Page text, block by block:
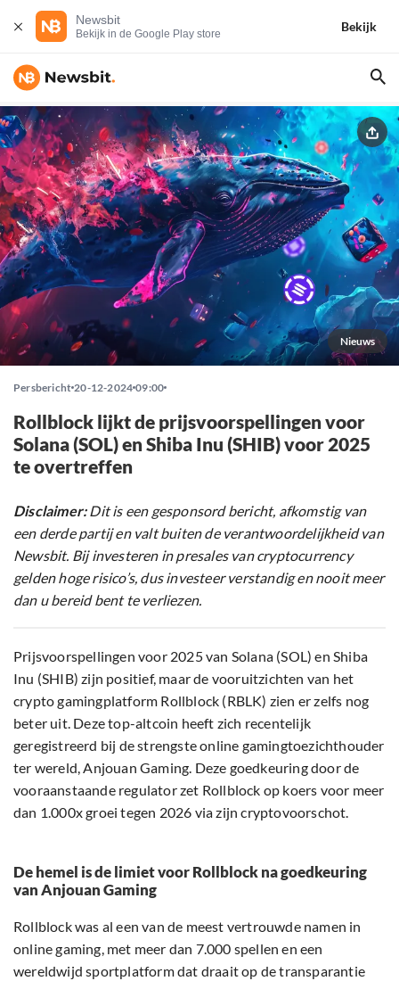
Newsbit
Bekijk in de Google Play store
Bekijk
Nieuws
Persbericht 20-12-2024 09:00
Rollblock lijkt de prijsvoorspellingen voor
Solana (SOL) en Shiba Inu (SHIB) voor 2025
te overtreffen
Disclaimer:Dit is een gesponsord bericht, afkomstig van
een derde partij en valt buiten de verantwoordelijkheid van
Newsbit. Bij investeren in presales van cryptocurrency
gelden hoge risico’s, dus investeer verstandig en nooit meer
dan u bereid bent te verliezen.
Prijsvoorspellingen voor 2025 van Solana (SOL) en Shiba
Inu (SHIB) zijn positief, maar de vooruitzichten van het
crypto gamingplatform Rollblock (RBLK) zien er zelfs nog
beter uit. Deze top-altcoin heeft zich recentelijk
geregistreerd bij de strengste online gamingtoezichthouder
ter wereld, Anjouan Gaming. Deze goedkeuring door de
vooraanstaande regulator zet Rollblock op koers voor meer
dan 1.000x groei tegen 2026 via zijn cryptovoorschot.
De hemel is de limiet voor Rollblock na goedkeuring
van Anjouan Gaming
Rollblock was al een van de meest vertrouwde namen in
online gaming, met meer dan 7.000 spellen en een
wereldwijd sportplatform dat draait op de transparantie